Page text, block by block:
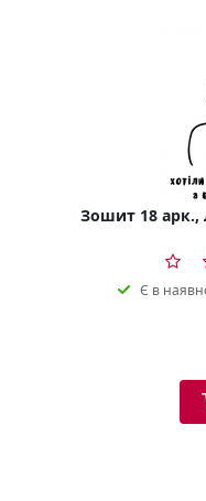
Зошит 18 арк.,
Є в